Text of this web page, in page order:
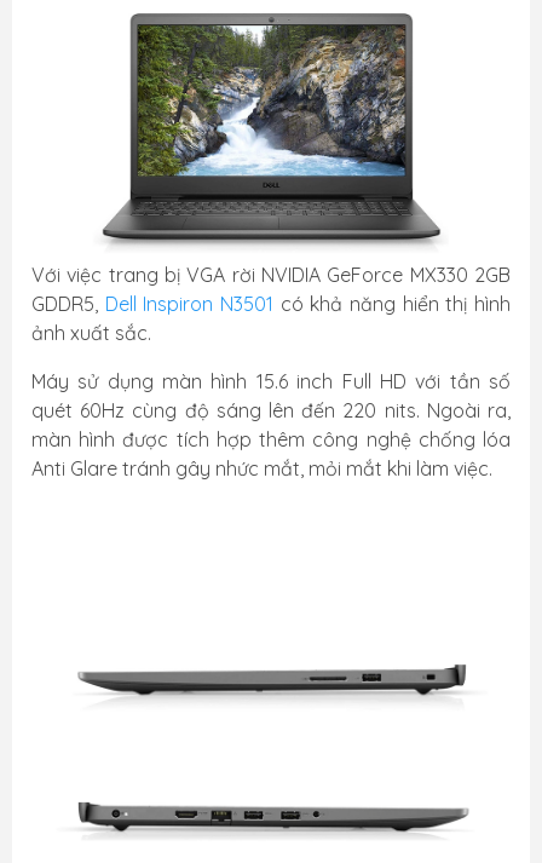
Với việc trang bị VGA rời NVIDIA GeForce MX330 2GB
GDDR5, Dell Inspiron N3501 có khả năng hiển thị hình
ảnh xuất sắc.
Máy sử dụng màn hình 15.6 inch Full HD với tần số
quét 60Hz cùng độ sáng lên đến 220 nits. Ngoài ra,
màn hình được tích hợp thêm công nghệ chống lóa
Anti Glare tránh gây nhức mắt, mỏi mắt khi làm việc.